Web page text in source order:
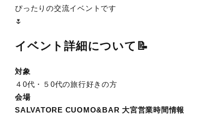
ぴったりの交流イベントです
🌷
イベント詳細について📝
対象
４0代・５0代の旅行好きの方
会場
SALVATORE CUOMO&BAR 大宮営業時間情報